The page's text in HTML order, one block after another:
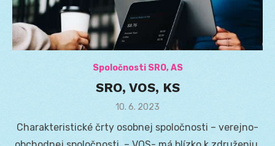
Spoločnosti SRO, AS
SRO, VOS, KS
Posted
10. 6. 2023
Charakteristické črty osobnej spoločnosti – verejno-